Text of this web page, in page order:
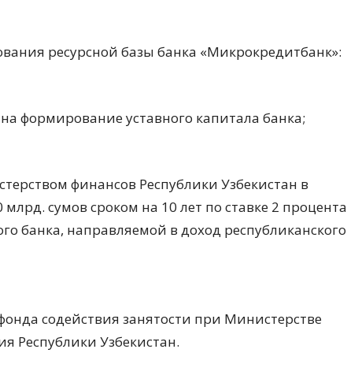
ресурсной базы банка «Микрокредитбанк»:
формирование уставного капитала банка;
финансов Республики Узбекистан в
сумов сроком на 10 лет по ставке 2 процента
банка, направляемой в доход республиканского
содействия занятости при Министерстве
Республики Узбекистан.